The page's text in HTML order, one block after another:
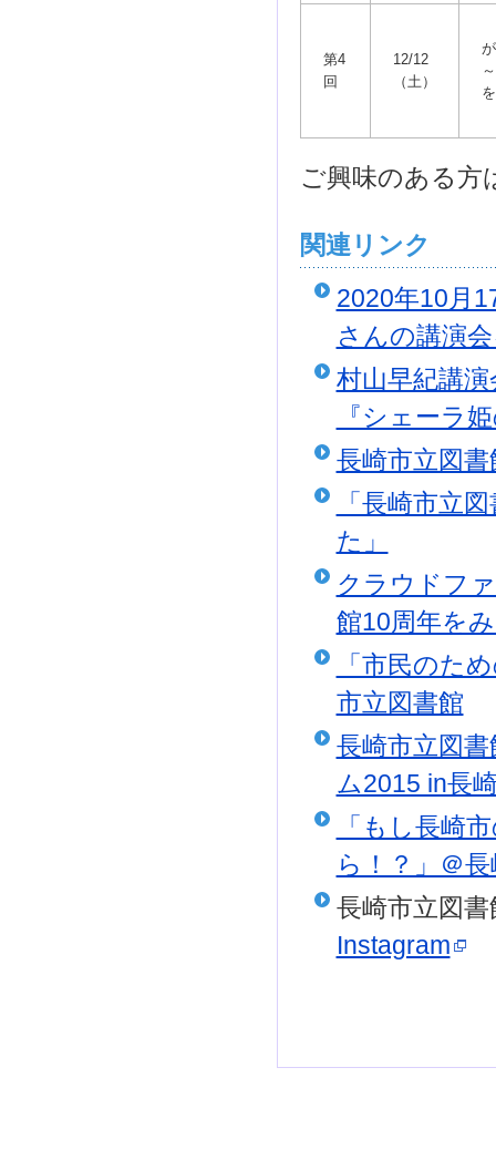
第4
回
12/12
（土）
ご興味のある方
関連リンク
2020年10月
さんの講演
村山早紀講
『シェーラ
長崎市立図
「長崎市立
た」
クラウドフ
館10周年を
「市民のた
市立図書館
長崎市立図
ム2015 in長
「もし長崎
ら！？」＠
長崎市立図書
Instagram